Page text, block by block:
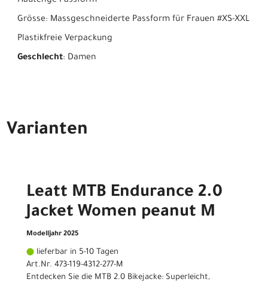
Grösse: Massgeschneiderte Passform für Frauen #XS-XXL
Plastikfreie Verpackung
Geschlecht: Damen
Varianten
Leatt MTB Endurance 2.0
Jacket Women peanut M
Modelljahr 2025
lieferbar in 5-10 Tagen
Art.Nr. 473-119-4312-277-M
Entdecken Sie die MTB 2.0 Bikejacke: Superleicht,